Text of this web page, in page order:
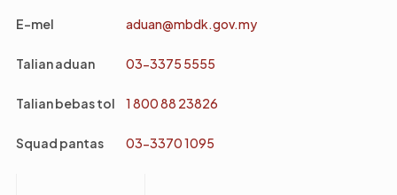
E-mel aduan@mbdk.gov.my
Talian aduan 03-3375 5555
Talian bebas tol 1 800 88 23826
Squad pantas 03-3370 1095